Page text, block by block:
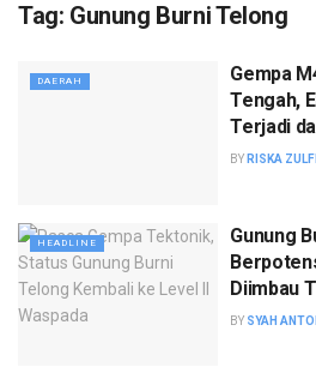
Tag: Gunung Burni Telong
DAERAH
Gempa
Tengah,
Terjadi
BY RISKA
HEADLINE
Gunung
Diimbau
BY SYAH